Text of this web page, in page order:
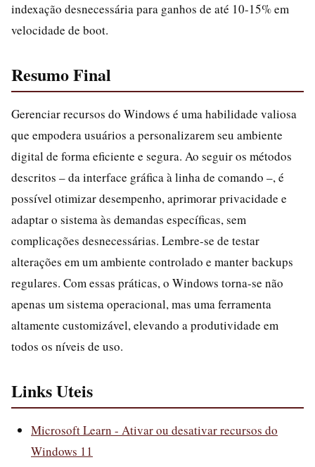
indexação desnecessária para ganhos de até 10-15% em
velocidade de boot.
Resumo Final
Gerenciar recursos do Windows é uma habilidade valiosa
que empodera usuários a personalizarem seu ambiente
digital de forma eficiente e segura. Ao seguir os métodos
descritos – da interface gráfica à linha de comando –, é
possível otimizar desempenho, aprimorar privacidade e
adaptar o sistema às demandas específicas, sem
complicações desnecessárias. Lembre-se de testar
alterações em um ambiente controlado e manter backups
regulares. Com essas práticas, o Windows torna-se não
apenas um sistema operacional, mas uma ferramenta
altamente customizável, elevando a produtividade em
todos os níveis de uso.
Links Uteis
Microsoft Learn - Ativar ou desativar recursos do
Windows 11